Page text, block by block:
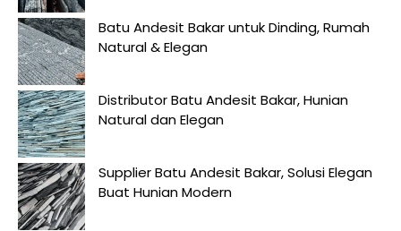
Batu Andesit Bakar untuk Dinding, Rumah
Natural & Elegan
Distributor Batu Andesit Bakar, Hunian
Natural dan Elegan
Supplier Batu Andesit Bakar, Solusi Elegan
Buat Hunian Modern